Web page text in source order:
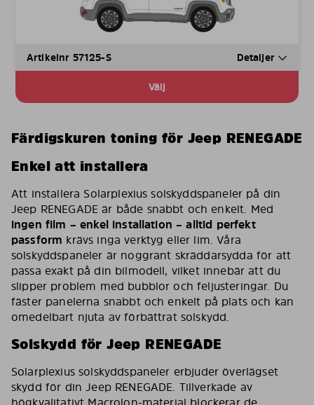
Artikelnr 57125-S Detaljer
Välj
Färdigskuren toning för Jeep RENEGADE
Enkel att installera
Att installera Solarplexius solskyddspaneler på din
Jeep RENEGADE är både snabbt och enkelt. Med
ingen film – enkel installation – alltid perfekt
passform krävs inga verktyg eller lim. Våra
solskyddspaneler är noggrant skräddarsydda för att
passa exakt på din bilmodell, vilket innebär att du
slipper problem med bubblor och feljusteringar. Du
fäster panelerna snabbt och enkelt på plats och kan
omedelbart njuta av förbättrat solskydd.
Solskydd för Jeep RENEGADE
Solarplexius solskyddspaneler erbjuder överlägset
skydd för din Jeep RENEGADE. Tillverkade av